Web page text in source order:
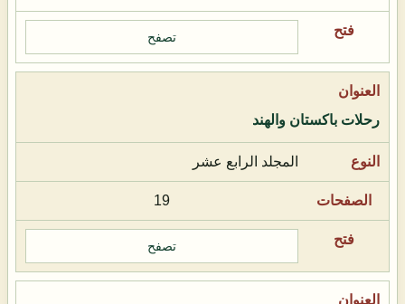
تصفح
رحلات باكستان والهند
المجلد الرابع عشر
19
تصفح